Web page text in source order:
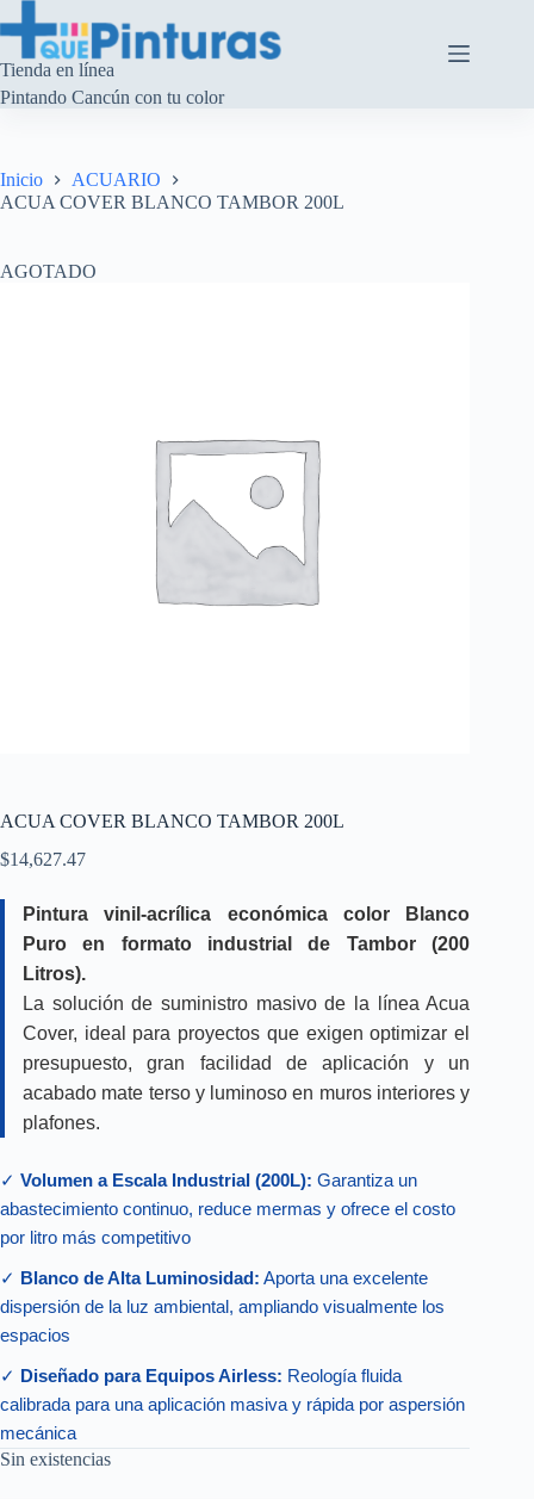
al
contenido
Tienda en línea
Pintando Cancún con tu color
Inicio
ACUARIO
ACUA COVER BLANCO TAMBOR 200L
AGOTADO
ACUA COVER BLANCO TAMBOR 200L
$14,627.47
Pintura vinil-acrílica económica color Blanco
Puro en formato industrial de Tambor (200
Litros).
La solución de suministro masivo de la línea Acua
Cover, ideal para proyectos que exigen optimizar el
presupuesto, gran facilidad de aplicación y un
acabado mate terso y luminoso en muros interiores y
plafones.
✓ Volumen a Escala Industrial (200L): Garantiza un
abastecimiento continuo, reduce mermas y ofrece el costo
por litro más competitivo
✓ Blanco de Alta Luminosidad: Aporta una excelente
dispersión de la luz ambiental, ampliando visualmente los
espacios
✓ Diseñado para Equipos Airless: Reología fluida
calibrada para una aplicación masiva y rápida por aspersión
mecánica
Sin existencias